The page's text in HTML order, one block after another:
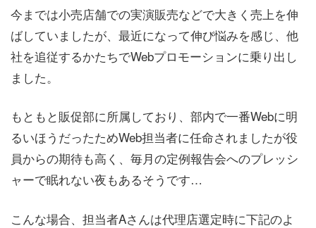
今までは小売店舗での実演販売などで大きく売上を伸
ばしていましたが、最近になって伸び悩みを感じ、他
社を追従するかたちでWebプロモーションに乗り出し
ました。
もともと販促部に所属しており、部内で一番Webに明
るいほうだったためWeb担当者に任命されましたが役
員からの期待も高く、毎月の定例報告会へのプレッシ
ャーで眠れない夜もあるそうです…
こんな場合、担当者Aさんは代理店選定時に下記のよ